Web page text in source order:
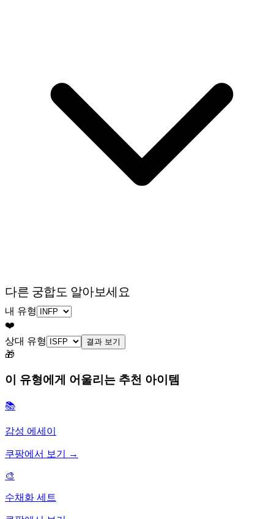
다른 궁합도 알아보세요
내 유형
❤️
상대 유형
결과 보기
🎁
이 유형에게 어울리는 추천 아이템
📚
감성 에세이
쿠팡에서 보기 →
🎨
수채화 세트